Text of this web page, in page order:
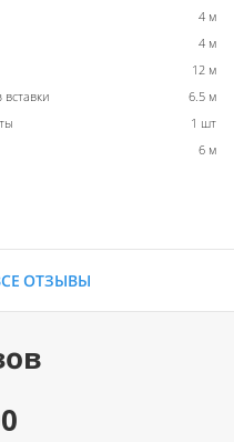
4 м
4 м
12 м
6.5 м
1 шт
6 м
ОТЗЫВЫ